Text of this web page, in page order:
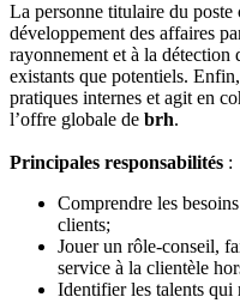
La personne titulaire du poste
développement des affaires
rayonnement et à la détection
existants que potentiels.
pratiques internes et agit en
l’offre globale de brh.
Principales responsabilités :
Comprendre les
clients;
Jouer un rôle-conseil,
service à la clientèle
Identifier les talents qui